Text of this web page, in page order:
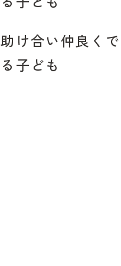
助け合い仲良くで
る子ども